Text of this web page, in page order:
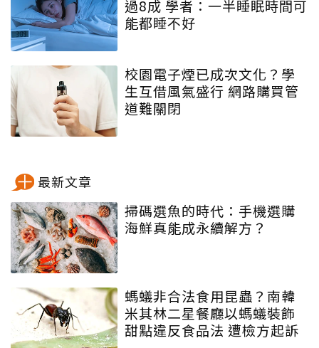
過8成 學者：一半睡眠時間可
能都睡不好
校園電子煙已成次文化？學
生互借風氣盛行 網路購買管
道難關閉
最新文章
掃碼選魚的時代：手機選購
海鮮真能成永續解方？
螞蟻非合法食用昆蟲？南韓
米其林二星餐廳以螞蟻裝飾
甜點違反食品法 遭檢方起訴